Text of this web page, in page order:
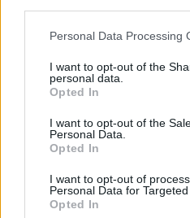
Please note that this website/
not limited to your visit or
grant or deny consent to
use your data for below
consent section.
Personal Data Processing
I want to opt-out of the
personal data.
Opted In
I want to opt-out of the
Personal Data.
Opted In
I want to opt-out of
Personal Data for Targeted
Opted In
daGoogle
Condividi l'articolo
F
a
T
w
Pi
n
W
h